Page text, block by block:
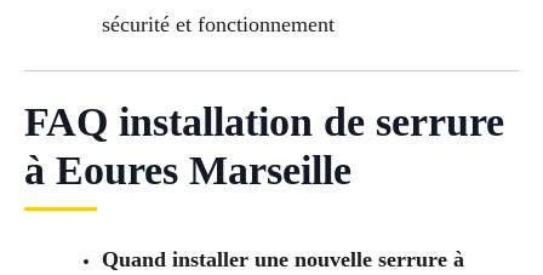
sécurité et fonctionnement
FAQ installation de serrure
à Eoures Marseille
Quand installer une nouvelle serrure à